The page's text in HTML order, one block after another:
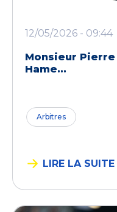
12/05/2026 - 09:44
Monsieur
Hame...
Arbitres
LIRE LA SUITE